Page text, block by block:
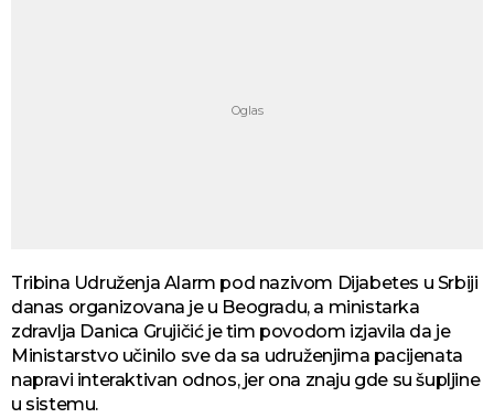
Tribina Udruženja Alarm pod nazivom Dijabetes u Srbiji
danas organizovana je u Beogradu, a ministarka
zdravlja Danica Grujičić je tim povodom izjavila da je
Ministarstvo učinilo sve da sa udruženjima pacijenata
napravi interaktivan odnos, jer ona znaju gde su šupljine
u sistemu.